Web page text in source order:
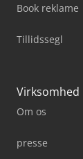
Book reklame
Tillidssegl
Virksomhed
Om os
presse